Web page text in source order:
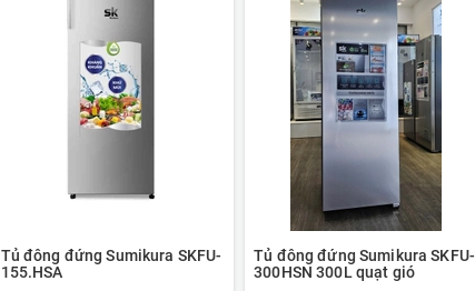
Tủ đông đứng Sumikura SKFU-
155.HSA
Tủ đông đứng Sumikura SKFU-
300HSN 300L quạt gió